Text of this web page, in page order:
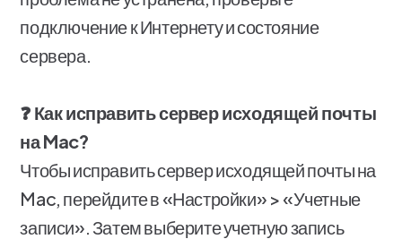
подключение к Интернету и состояние
сервера.
❓ Как исправить сервер исходящей почты
на Mac?
Чтобы исправить сервер исходящей почты на
Mac, перейдите в «Настройки» > «Учетные
записи». Затем выберите учетную запись